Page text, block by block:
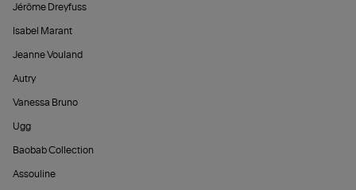
Jérôme Dreyfuss
Isabel Marant
Jeanne Vouland
Autry
Vanessa Bruno
Ugg
Baobab Collection
Assouline